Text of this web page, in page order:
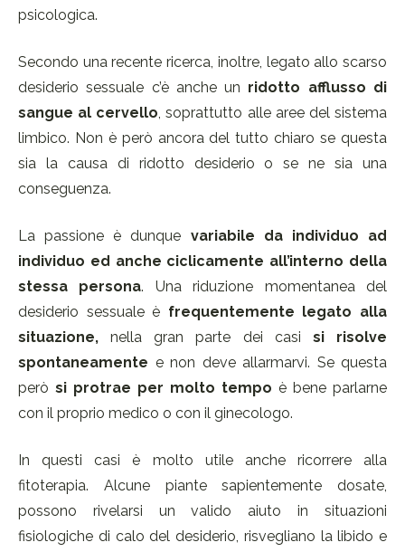
psicologica.
Secondo una recente ricerca, inoltre, legato allo scarso
desiderio sessuale c’è anche un ridotto afflusso di
sangue al cervello, soprattutto alle aree del sistema
limbico. Non è però ancora del tutto chiaro se questa
sia la causa di ridotto desiderio o se ne sia una
conseguenza.
La passione è dunque variabile da individuo ad
individuo ed anche ciclicamente all’interno della
stessa persona. Una riduzione momentanea del
desiderio sessuale è frequentemente legato alla
situazione,nella gran parte dei casi si risolve
spontaneamente e non deve allarmarvi. Se questa
però si protrae per molto tempo è bene parlarne
con il proprio medico o con il ginecologo.
In questi casi è molto utile anche ricorrere alla
fitoterapia. Alcune piante sapientemente dosate,
possono rivelarsi un valido aiuto in situazioni
fisiologiche di calo del desiderio, risvegliano la libido e